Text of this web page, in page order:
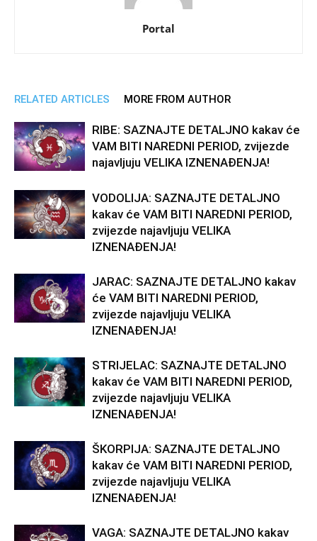
Portal
RELATED ARTICLES MORE FROM AUTHOR
RIBE: SAZNAJTE DETALJNO kakav će
VAM BITI NAREDNI PERIOD, zvijezde
najavljuju VELIKA IZNENAĐENJA!
VODOLIJA: SAZNAJTE DETALJNO
kakav će VAM BITI NAREDNI PERIOD,
zvijezde najavljuju VELIKA
IZNENAĐENJA!
JARAC: SAZNAJTE DETALJNO kakav
će VAM BITI NAREDNI PERIOD,
zvijezde najavljuju VELIKA
IZNENAĐENJA!
STRIJELAC: SAZNAJTE DETALJNO
kakav će VAM BITI NAREDNI PERIOD,
zvijezde najavljuju VELIKA
IZNENAĐENJA!
ŠKORPIJA: SAZNAJTE DETALJNO
kakav će VAM BITI NAREDNI PERIOD,
zvijezde najavljuju VELIKA
IZNENAĐENJA!
VAGA: SAZNAJTE DETALJNO kakav